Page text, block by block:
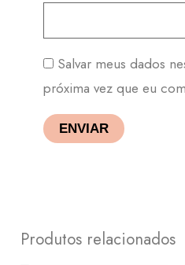
Salvar meus dados
próxima vez que eu
Produtos relacionados